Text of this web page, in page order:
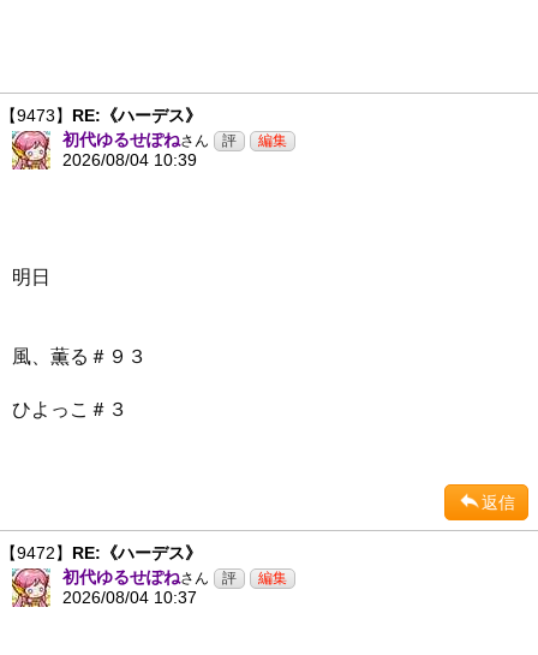
【9473】 RE:《ハーデス》
初代ゆるせぽねさん
2026/08/04 10:39
明日
風、薫る＃９３
ひよっこ＃３
返信
【9472】 RE:《ハーデス》
初代ゆるせぽねさん
2026/08/04 10:37